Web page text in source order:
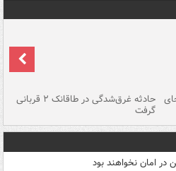
بر جای حادثه غرق‌شدگی در طاقانک ۲ قربانی
گرفت
در امان نخواهند بود